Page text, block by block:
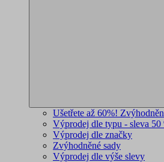
Ušetřete až 60%!
Výprodej dle typu - sleva 50
Výprodej dle značky
Zvýhodněné sady
Výprodej dle výše slevy